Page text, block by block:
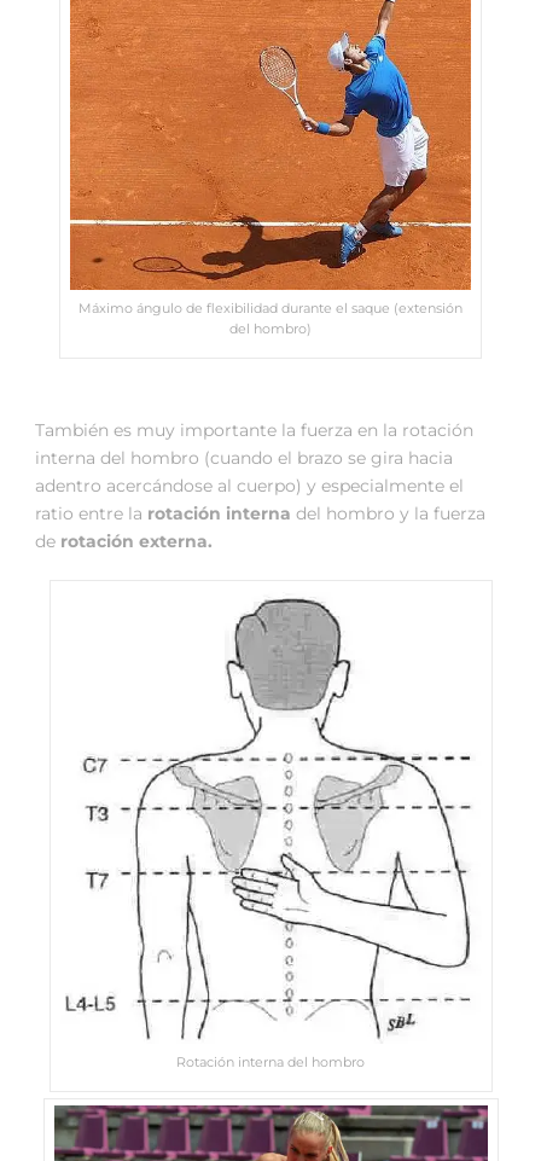
Máximo ángulo de flexibilidad durante el saque (extensión
del hombro)
También es muy importante la fuerza en la rotación
interna del hombro (cuando el brazo se gira hacia
adentro acercándose al cuerpo) y especialmente el
ratio entre la rotación interna del hombro y la fuerza
de rotación externa.
Rotación interna del hombro